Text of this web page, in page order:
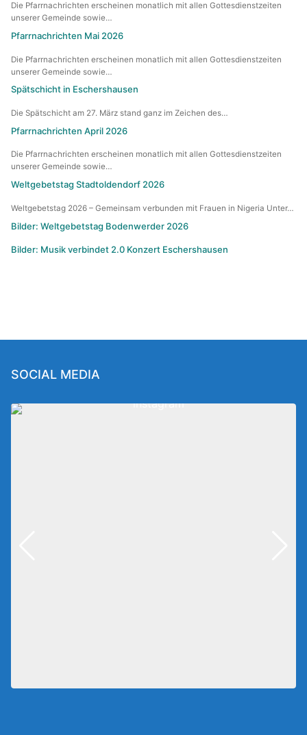
Die Pfarrnachrichten erscheinen monatlich mit allen Gottesdienstzeiten
unserer Gemeinde sowie…
Pfarrnachrichten Mai 2026
Die Pfarrnachrichten erscheinen monatlich mit allen Gottesdienstzeiten
unserer Gemeinde sowie…
Spätschicht in Eschershausen
Die Spätschicht am 27. März stand ganz im Zeichen des…
Pfarrnachrichten April 2026
Die Pfarrnachrichten erscheinen monatlich mit allen Gottesdienstzeiten
unserer Gemeinde sowie…
Weltgebetstag Stadtoldendorf 2026
Weltgebetstag 2026 – Gemeinsam verbunden mit Frauen in Nigeria Unter…
Bilder: Weltgebetstag Bodenwerder 2026
Bilder: Musik verbindet 2.0 Konzert Eschershausen
SOCIAL MEDIA